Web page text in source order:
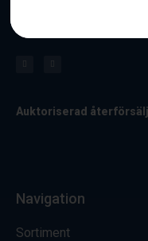
Besök oss för allt kring
Auktoriserad
Navigation
Sortiment